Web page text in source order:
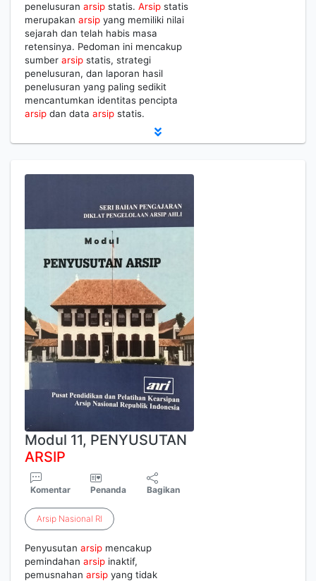
penelusuran arsip statis. Arsip statis
merupakan arsip yang memiliki nilai
sejarah dan telah habis masa
retensinya. Pedoman ini mencakup
sumber arsip statis, strategi
penelusuran, dan laporan hasil
penelusuran yang paling sedikit
mencantumkan identitas pencipta
arsip dan data arsip statis.
Modul 11, PENYUSUTAN
ARSIP
Komentar Penanda Bagikan
Arsip Nasional RI
Penyusutan arsip mencakup
pemindahan arsip inaktif,
pemusnahan arsip yang tidak